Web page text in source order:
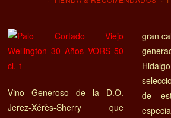
Vino Generoso de la D.O.
Jerez-Xérès-Sherry que
gran
de